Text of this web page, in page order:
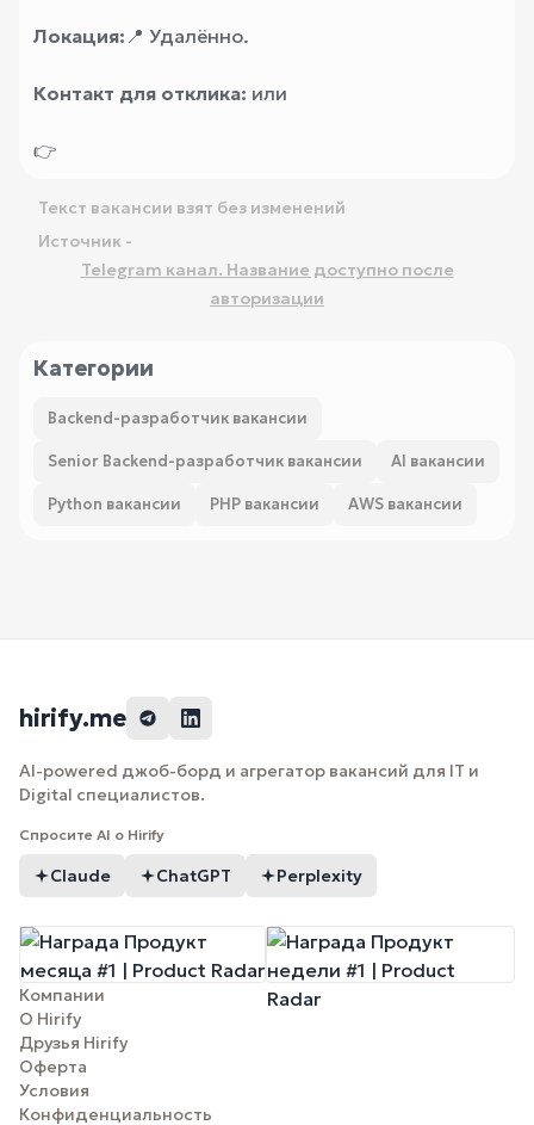
Локация: 📍 Удалённо.
Контакт для отклика: или
👉
Текст вакансии взят без изменений
Источник -
Telegram канал. Название доступно после
авторизации
Категории
Backend-разработчик вакансии
Senior Backend-разработчик вакансии AI вакансии
Python вакансии PHP вакансии AWS вакансии
hirify.me
AI-powered джоб-борд и агрегатор вакансий для IT и
Digital специалистов.
Спросите AI о Hirify
Claude ChatGPT Perplexity
Компании
О Hirify
Друзья Hirify
Оферта
Условия
Конфиденциальность